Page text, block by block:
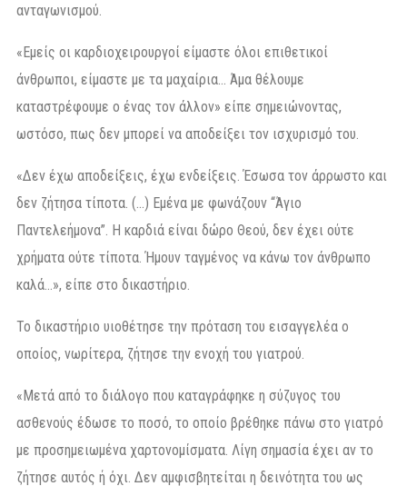
ανταγωνισμού.
«Εμείς οι καρδιοχειρουργοί είμαστε όλοι επιθετικοί
άνθρωποι, είμαστε με τα μαχαίρια… Άμα θέλουμε
καταστρέφουμε ο ένας τον άλλον» είπε σημειώνοντας,
ωστόσο, πως δεν μπορεί να αποδείξει τον ισχυρισμό του.
«Δεν έχω αποδείξεις, έχω ενδείξεις. Έσωσα τον άρρωστο και
δεν ζήτησα τίποτα. (…) Εμένα με φωνάζουν “Άγιο
Παντελεήμονα”. Η καρδιά είναι δώρο Θεού, δεν έχει ούτε
χρήματα ούτε τίποτα. Ήμουν ταγμένος να κάνω τον άνθρωπο
καλά…», είπε στο δικαστήριο.
Το δικαστήριο υιοθέτησε την πρόταση του εισαγγελέα ο
οποίος, νωρίτερα, ζήτησε την ενοχή του γιατρού.
«Μετά από το διάλογο που καταγράφηκε η σύζυγος του
ασθενούς έδωσε το ποσό, το οποίο βρέθηκε πάνω στο γιατρό
με προσημειωμένα χαρτονομίσματα. Λίγη σημασία έχει αν το
ζήτησε αυτός ή όχι. Δεν αμφισβητείται η δεινότητα του ως